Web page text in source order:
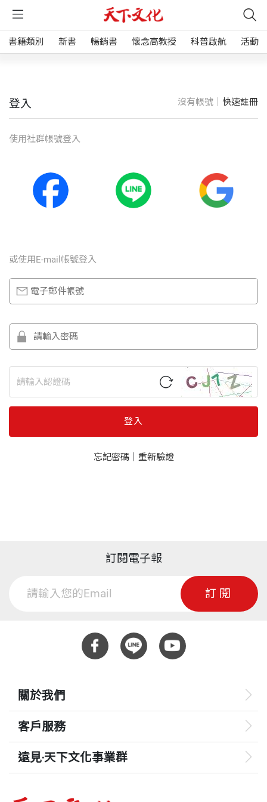
書籍類別 新書 暢銷書 懷念高教授 科普啟航 活動
登入 沒有帳號｜ 快速註冊
使⽤社群帳號登入
或使⽤E-mail帳號登入
登入
忘記密碼｜ 重新驗證
訂閱電子報
訂閱
關於我們
客戶服務
遠見‧天下文化事業群